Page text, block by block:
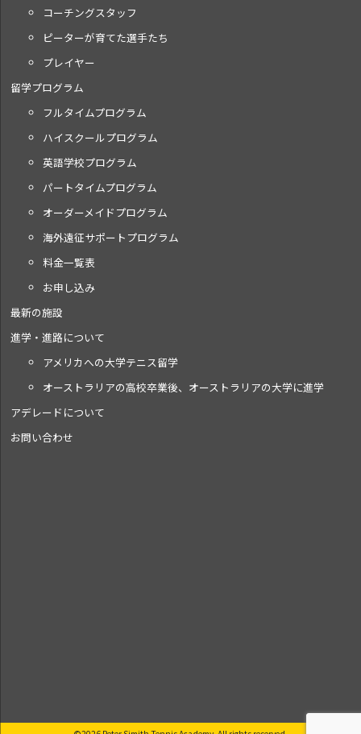
コーチングスタッフ
ピーターが育てた選手たち
プレイヤー
留学プログラム
フルタイムプログラム
ハイスクールプログラム
英語学校プログラム
パートタイムプログラム
オーダーメイドプログラム
海外遠征サポートプログラム
料金一覧表
お申し込み
最新の施設
進学・進路について
アメリカへの大学テニス留学
オーストラリアの高校卒業後、オーストラリアの大学に進学
アデレードについて
お問い合わせ